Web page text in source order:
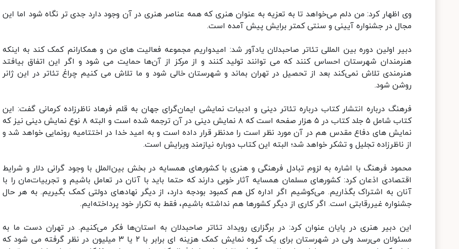
وی اظهار کرد: من دلم می‌خواهد تا به تعزیه به عنوان هنری که همه عناصر هنری در آن وجود دارد جدی تر نگاه شود اما این
مجال در جشنواره آیینی و سنتی کمتر برایش پیش آمده است.
دبیر اولین دوره بین المللی تئاتر صاحبدلان یادآور شد: امیدواریم مجموعه فعالیت های من و همکارانم کمک کند به اینکه
هنرمندان شهرستان احساس کنند که می توانند تولید کنند و از مرکز از آن‌ها حمایت می شود و اگر این اتفاق بیافتد
هنرمندی تلاش نمی‌کند بعد از تحصیل در تهران بماند و شهرستان خالی شود و ما تلاش می کنیم چراغ تئاتر در این ژانر
روشن شود.
فرهنگ درباره انتشار کتاب درباره تئاتر دینی و ادبیات نمایشی ایمان‌گرای جهان به قلم فرهاد ناظرزاده کرمانی گفت: این
کتاب شامل ۵ جلد کتاب در ۵ هزار صفحه است که ۸ نمایش دینی در آن ترجمه شده است و البته ۸ نوع نمایش دینی نیز که
نمایش های دفاع مقدس هم در آن مورد نظر است را مدنظر قرار داده است و به امید خدا در اختتامیه رونمایی خواهد شد و
از ناظرزاده تجلیل و تشکر خواهد شد؛ البته این کتاب دوباره نیازمند ویرایش است.
محمود فرهنگ با اشاره به لزوم تبادل فرهنگی و هنری با کشورهای همسایه در بخش بین‌الملل با وجود گرانی دلار و شرایط
اقتصادی اذعان کرد: کشورهای مسلمان همسایه آثار خوبی دارند که حتما باید با آنان در تعامل باشیم و تجربیات‌مان را با
آنان به اشتراک بگذاریم. می‌کوشیم اگر اداره کل هم کمبود بودجه دارد، از دیگر نهادهای دولتی کمک بگیریم. به هر حال
جشنواره غیررقابتی است. اگر کاری از دیگر کشورها هم نداشته باشیم، فقط به تکرار خود پرداخته‌ایم.
این دبیر هنری در پایان عنوان کرد: در برگزاری رویداد تئاتر صاحبدلان به استان‌ها فکر می‌کنیم. در تهران دست ما به
مسئولان می‌رسد ولی در شهرستان برای یک گروه نمایش کمک هزینه ای برابر با ۲ یا ۳ میلیون در نظر گرفته می شود که